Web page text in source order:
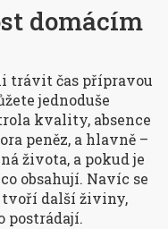
domácím
trávit čas přípravou
jednoduše
kvality, absence
peněz, a hlavně –
života, a pokud je
obsahují. Navíc se
tvoří další živiny,
postrádají.